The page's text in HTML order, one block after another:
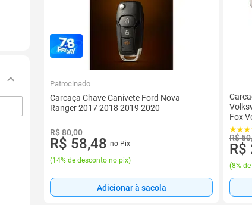
Patrocinado
Carcaça Chave Canivete Ford Nova
Ranger 2017 2018 2019 2020
R$ 80,00
R$ 58,48 no Pix
(14% de desconto no pix)
Adicionar à sacola
Fox
R$
R$
(8%